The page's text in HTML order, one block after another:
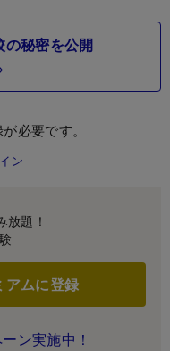
の秘密を公開
必要です。
ン
放題！
アムに登録
ン実施中！